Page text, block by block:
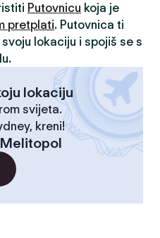
Putovnicu koja je
pretplati. Putovnica ti
lokaciju i spojiš se s
lokaciju
svijeta.
kreni!
Melitopol